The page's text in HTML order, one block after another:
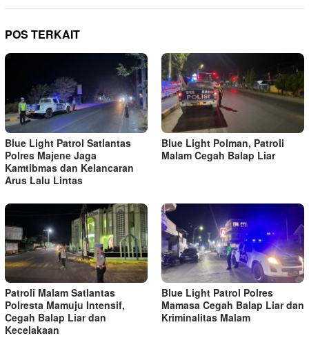
POS TERKAIT
Blue Light Patrol Satlantas
Polres Majene Jaga
Kamtibmas dan Kelancaran
Arus Lalu Lintas
Blue Light Polman, Patroli
Malam Cegah Balap Liar
Patroli Malam Satlantas
Polresta Mamuju Intensif,
Cegah Balap Liar dan
Kecelakaan
Blue Light Patrol Polres
Mamasa Cegah Balap Liar dan
Kriminalitas Malam